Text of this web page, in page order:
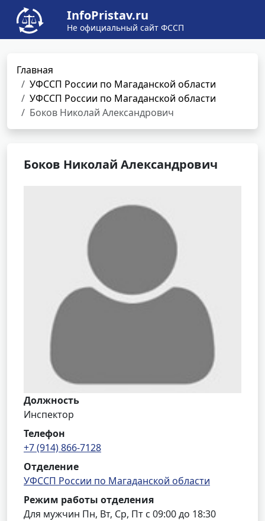
InfoPristav.ru
Не официальный сайт ФССП
Главная
УФССП России по Магаданской области
УФССП России по Магаданской области
Боков Николай Александрович
Боков Николай Александрович
Должность
Инспектор
Телефон
+7 (914) 866-7128
Отделение
УФССП России по Магаданской области
Режим работы отделения
Для мужчин Пн, Вт, Ср, Пт с 09:00 до 18:30